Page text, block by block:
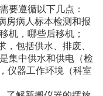
要遵循以下几点：
房病人标本检测和报
机，哪些后移机；
，包括供水、排废、
集中供水和供电（检
仪器工作环境（科室